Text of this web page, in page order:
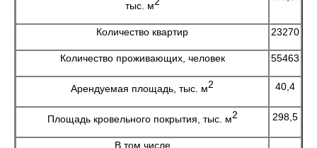
тыс. м
Количество квартир 23270
Количество проживающих, человек 55463
Арендуемая площадь, тыс. м2 40,4
Площадь кровельного покрытия, тыс. м2 298,5
В том числе